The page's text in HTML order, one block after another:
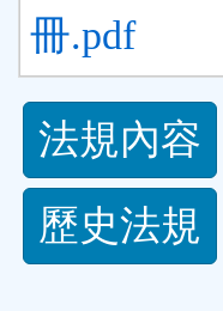
冊.pdf
法
規
功
法規內容
歷史法規